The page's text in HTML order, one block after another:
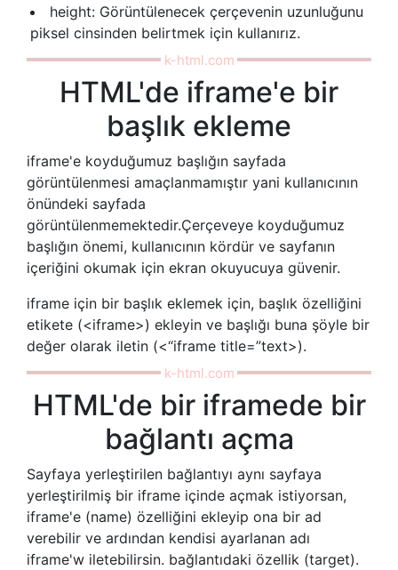
height: Görüntülenecek çerçevenin uzunluğunu
piksel cinsinden belirtmek için kullanırız.
HTML'de iframe'e bir
başlık ekleme
iframe'e koyduğumuz başlığın sayfada
görüntülenmesi amaçlanmamıştır yani kullanıcının
önündeki sayfada
görüntülenmemektedir.Çerçeveye koyduğumuz
başlığın önemi, kullanıcının kördür ve sayfanın
içeriğini okumak için ekran okuyucuya güvenir.
iframe için bir başlık eklemek için, başlık özelliğini
etikete (<iframe>) ekleyin ve başlığı buna şöyle bir
değer olarak iletin (<“iframe title=”text>).
HTML'de bir iframede bir
bağlantı açma
Sayfaya yerleştirilen bağlantıyı aynı sayfaya
yerleştirilmiş bir iframe içinde açmak istiyorsan,
iframe'e (name) özelliğini ekleyip ona bir ad
verebilir ve ardından kendisi ayarlanan adı
iframe'w iletebilirsin. bağlantıdaki özellik (target).